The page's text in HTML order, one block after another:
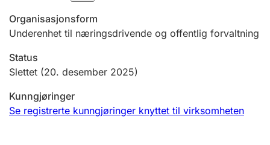
Tinglysing
Jeger
Organisasjonsform
Underenhet til næringsdrivende og offentlig forvaltning
Status
Slettet (20. desember 2025)
Kunngjøringer
Se registrerte kunngjøringer knyttet til virksomheten